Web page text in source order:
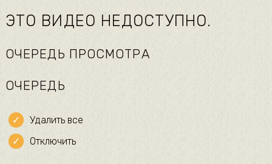
ЭТО ВИДЕО НЕДОСТУПНО.
ОЧЕРЕДЬ ПРОСМОТРА
ОЧЕРЕДЬ
Удалить все
Отключить